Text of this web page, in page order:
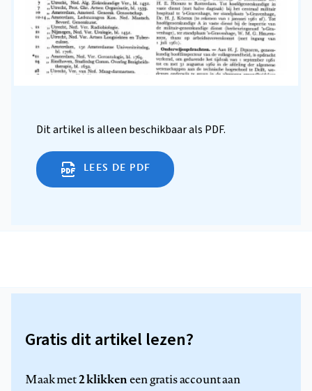
Dit artikel is alleen beschikbaar als PDF.
LEES DE PDF
Gratis dit artikel lezen?
Maak met2 klikkeneen gratis account aan